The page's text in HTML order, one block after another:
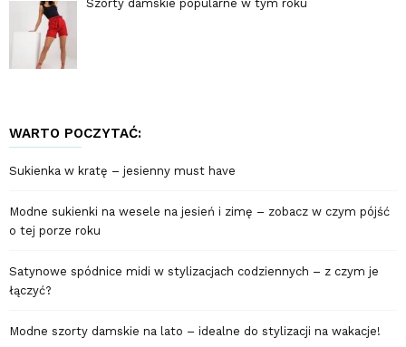
Szorty damskie popularne w tym roku
WARTO POCZYTAĆ:
Sukienka w kratę – jesienny must have
Modne sukienki na wesele na jesień i zimę – zobacz w czym pójść
o tej porze roku
Satynowe spódnice midi w stylizacjach codziennych – z czym je
łączyć?
Modne szorty damskie na lato – idealne do stylizacji na wakacje!